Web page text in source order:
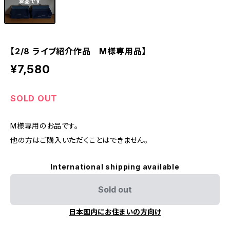
【2/8 ライブ紹介作品 M様専用品】
¥7,580
SOLD OUT
M様専用のお品です。
他の方はご購入いただくことはできません。
International shipping available
Sold out
日本国内にお住まいの方向け